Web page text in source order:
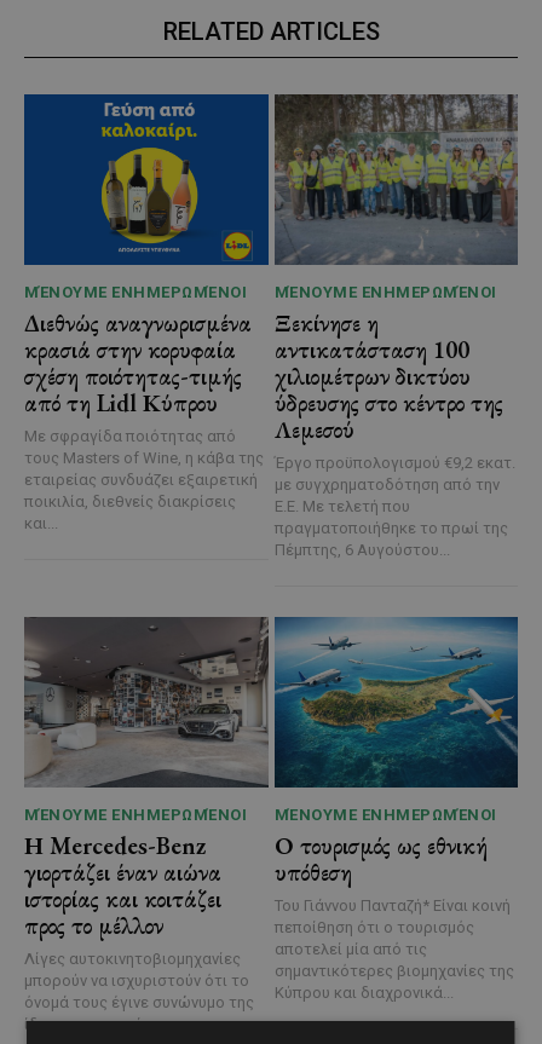
RELATED ARTICLES
ΜΈΝΟΥΜΕ ΕΝΗΜΕΡΩΜΈΝΟΙ
Διεθνώς αναγνωρισμένα
κρασιά στην κορυφαία
σχέση ποιότητας-τιμής
από τη Lidl Κύπρου
Με σφραγίδα ποιότητας από
τους Masters of Wine, η κάβα της
εταιρείας συνδυάζει εξαιρετική
ποικιλία, διεθνείς διακρίσεις
και...
ΜΈΝΟΥΜΕ ΕΝΗΜΕΡΩΜΈΝΟΙ
Ξεκίνησε η
αντικατάσταση 100
χιλιομέτρων δικτύου
ύδρευσης στο κέντρο της
Λεμεσού
Έργο προϋπολογισμού €9,2 εκατ.
με συγχρηματοδότηση από την
Ε.Ε. Με τελετή που
πραγματοποιήθηκε το πρωί της
Πέμπτης, 6 Αυγούστου...
ΜΈΝΟΥΜΕ ΕΝΗΜΕΡΩΜΈΝΟΙ
Η Mercedes-Benz
γιορτάζει έναν αιώνα
ιστορίας και κοιτάζει
προς το μέλλον
Λίγες αυτοκινητοβιομηχανίες
μπορούν να ισχυριστούν ότι το
όνομά τους έγινε συνώνυμο της
ίδιας της ιστορίας του
ΜΈΝΟΥΜΕ ΕΝΗΜΕΡΩΜΈΝΟΙ
Ο τουρισμός ως εθνική
υπόθεση
Του Γιάννου Πανταζή* Είναι κοινή
πεποίθηση ότι ο τουρισμός
αποτελεί μία από τις
σημαντικότερες βιομηχανίες της
Κύπρου και διαχρονικά...